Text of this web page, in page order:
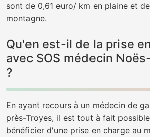
sont de 0,61 euro/ km en plaine et
montagne.
Qu'en est-il de la prise
avec SOS médecin
?
En ayant recours à un médecin de
près-Troyes, il est tout à fait
bénéficier d'une prise en charge au